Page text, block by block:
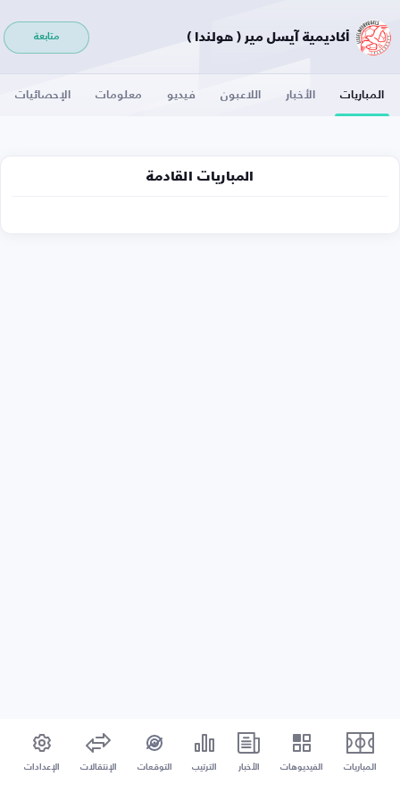
أكاديمية آيسل مير ( هولندا ) متابعة
المباريات الأخبار اللاعبون فيديو معلومات الإحصائيات
المباريات القادمة
المباريات الفيديوهات الأخبار الترتيب التوقعات الإنتقالات الإعدادات